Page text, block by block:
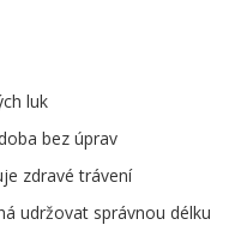
luk
bez úprav
zdravé trávení
udržovat správnou délku